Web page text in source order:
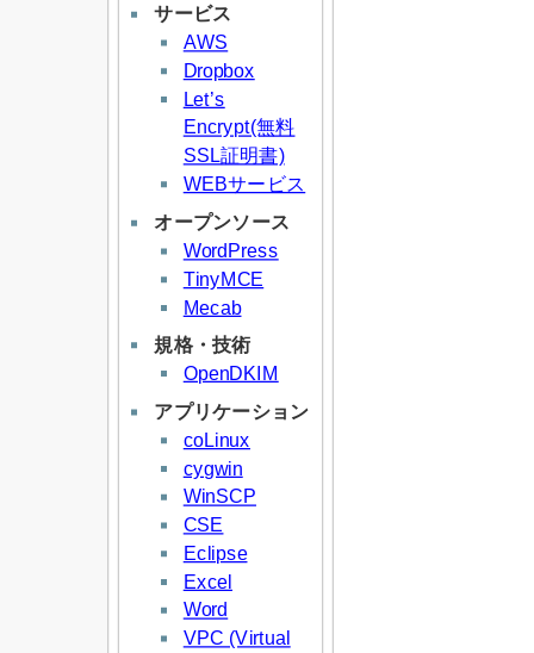
サービス
AWS
Dropbox
Let’s
Encrypt(無料
SSL証明書)
WEBサービス
オープンソース
WordPress
TinyMCE
Mecab
規格・技術
OpenDKIM
アプリケーション
coLinux
cygwin
WinSCP
CSE
Eclipse
Excel
Word
VPC (Virtual